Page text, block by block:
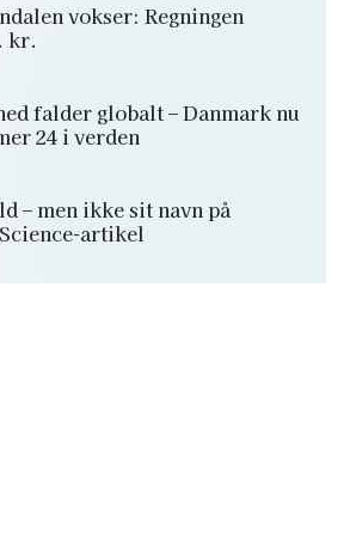
vokser: Regningen
kr.
falder globalt – Danmark nu
24 i verden
– men ikke sit navn på
artikel